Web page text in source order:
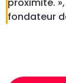
fondateur